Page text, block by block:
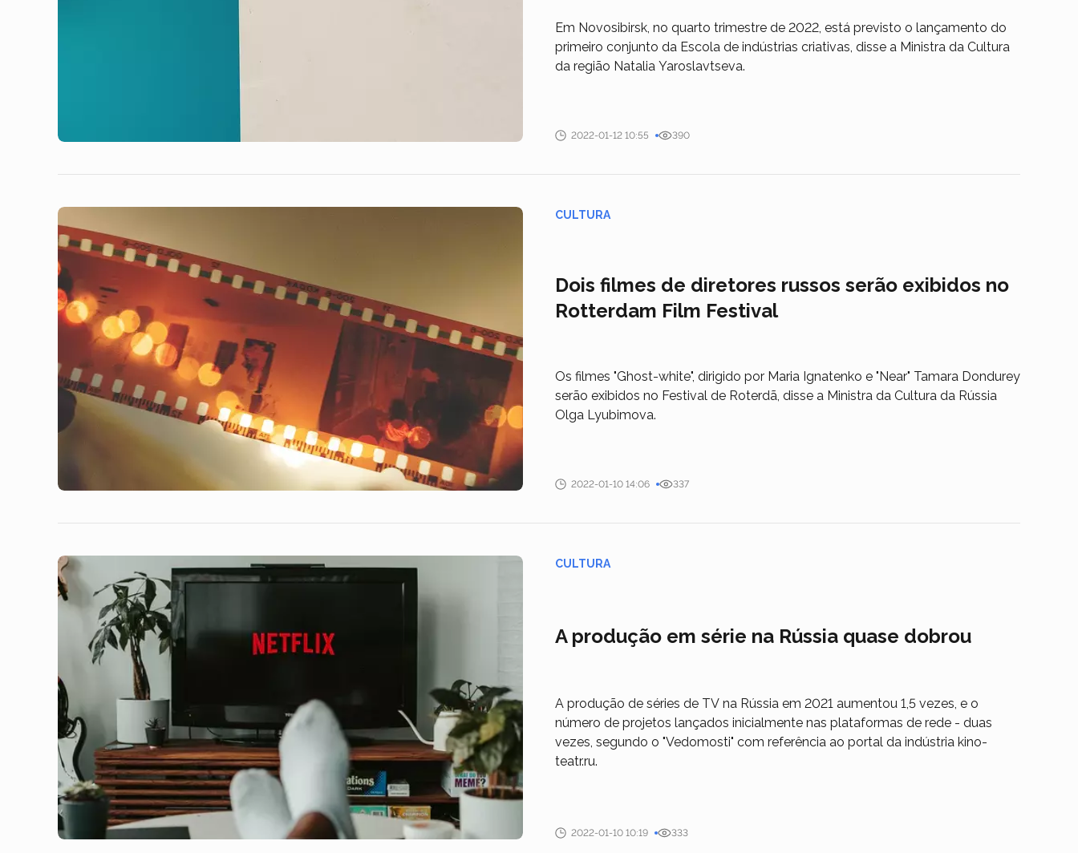
Em Novosibirsk, no quarto trimestre de 2022, está previsto o lançamento do
primeiro conjunto da Escola de indústrias criativas, disse a Ministra da Cultura
da região Natalia Yaroslavtseva.
2022-01-12 10:55 390
CULTURA
Dois filmes de diretores russos serão exibidos no
Rotterdam Film Festival
Os filmes "Ghost-white", dirigido por Maria Ignatenko e "Near" Tamara Dondurey
serão exibidos no Festival de Roterdã, disse a Ministra da Cultura da Rússia
Olga Lyubimova.
2022-01-10 14:06 337
CULTURA
A produção em série na Rússia quase dobrou
A produção de séries de TV na Rússia em 2021 aumentou 1,5 vezes, e o
número de projetos lançados inicialmente nas plataformas de rede - duas
vezes, segundo o "Vedomosti" com referência ao portal da indústria kino-
teatr.ru.
2022-01-10 10:19 333